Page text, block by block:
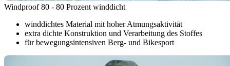
Windproof 80 - 80 Prozent winddicht
winddichtes Material mit hoher Atmungsaktivität
extra dichte Konstruktion und Verarbeitung des Stoffes
für bewegungsintensiven Berg- und Bikesport